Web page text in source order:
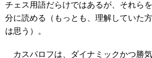
チェス用語だらけではあるが、それら
分に読める（もっとも、理解していた
は思う）。
カスパロフは、ダイナミックかつ勝